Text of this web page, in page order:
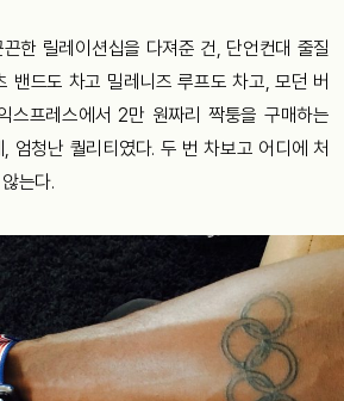
한 릴레이션십을 다져준 건, 단언컨대 줄질
밴드도 차고 밀레니즈 루프도 차고, 모던 버
스프레스에서 2만 원짜리 짝퉁을 구매하는
엄청난 퀄리티였다. 두 번 차보고 어디에 처
는다.